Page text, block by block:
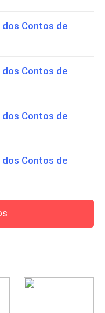
dos Contos de
dos Contos de
dos Contos de
dos Contos de